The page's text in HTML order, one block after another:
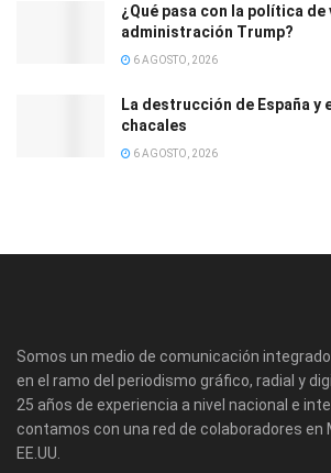
¿Qué pasa con la política de
administración Trump?
6 AGOSTO, 2026
La destrucción de España y
chacales
6 AGOSTO, 2026
Somos un medio de comunicación
en el ramo del periodismo gráfico, radial y
25 años de experiencia a nivel nacional e
contamos con una red de colaboradores en
EE.UU.